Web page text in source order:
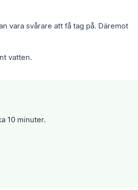
vara svårare att få tag på. Däremot
vatten.
10 minuter.